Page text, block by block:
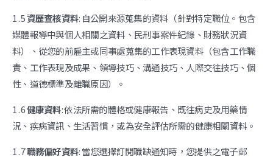
1 . 5資歷查核資料: 自公開來源蒐集的資料（針對特定職位。包含
媒體報導中與個人相關之資料、民刑事案件紀錄、財務狀況資
料）、從您的前雇主或同事處蒐集的工作表現資料（包含工作職
責、工作表現及成果、領導技巧、溝通技巧、人際交往技巧、個
性、道德標準及離職原因）。
1 . 6健康資料: 依法所需的體格或健康報告、既往病史及用藥情
況、疾病資訊、生活習慣，或為安全評估所需的健康相關資料。
1 . 7職務偏好資料: 當您選擇訂閱職缺通知時，您提供之電子郵